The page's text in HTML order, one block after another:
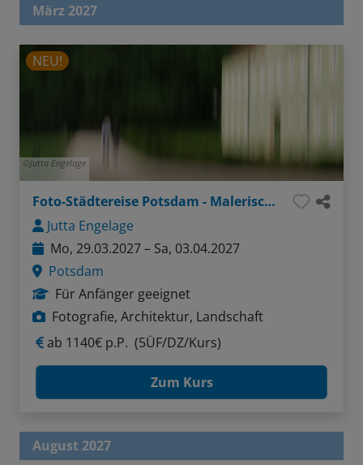
März 2027
Jutta Engelage
NEU!
Foto-Städtereise Potsdam - Malerisch und klassisch fotografiert
Jutta Engelage
Mo, 29.03.2027 – Sa, 03.04.2027
Potsdam
Für Anfänger geeignet
Fotografie, Architektur, Landschaft
ab 1140€ p.P. (5ÜF/DZ/Kurs)
Zum Kurs
August 2027